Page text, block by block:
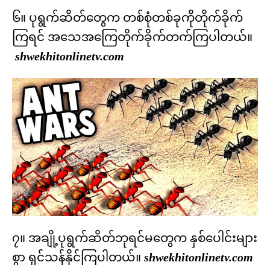
၆။ ပုရွက်ဆိတ်တွေက တစ်စုံတစ်ခုကိုတိုက်ခိုက်
ကြရင် အသေအကြေတိုက်ခိုက်တက်ကြပါတယ်။
shwekhitonlinetv.com
၇။ အချို့ပုရွက်ဆိတ်ဘုရင်မတွေက နှစ်ပေါင်းများ
စွာ ရှင်သန်နိုင်ကြပါတယ်။ shwekhitonlinetv.com